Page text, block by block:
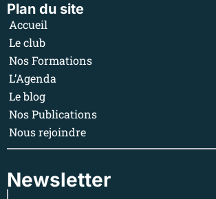
Plan du site
Accueil
Le club
Nos Formations
L’Agenda
Le blog
Nos Publications
Nous rejoindre
Newsletter